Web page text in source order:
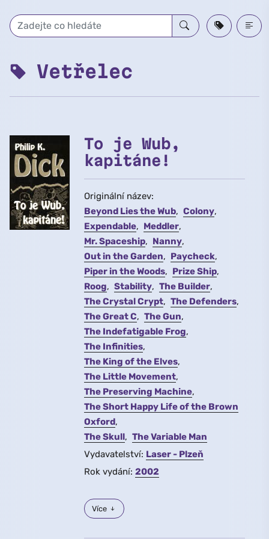
Vetřelec
To je Wub,
kapitáne!
Originální název:
Beyond Lies the Wub
Colony
Expendable
Meddler
Mr. Spaceship
Nanny
Out in the Garden
Paycheck
Piper in the Woods
Prize Ship
Roog
Stability
The Builder
The Crystal Crypt
The Defenders
The Great C
The Gun
The Indefatigable Frog
The Infinities
The King of the Elves
The Little Movement
The Preserving Machine
The Short Happy Life of the Brown
Oxford
The Skull
The Variable Man
Vydavatelství: Laser - Plzeň
Rok vydání: 2002
Více